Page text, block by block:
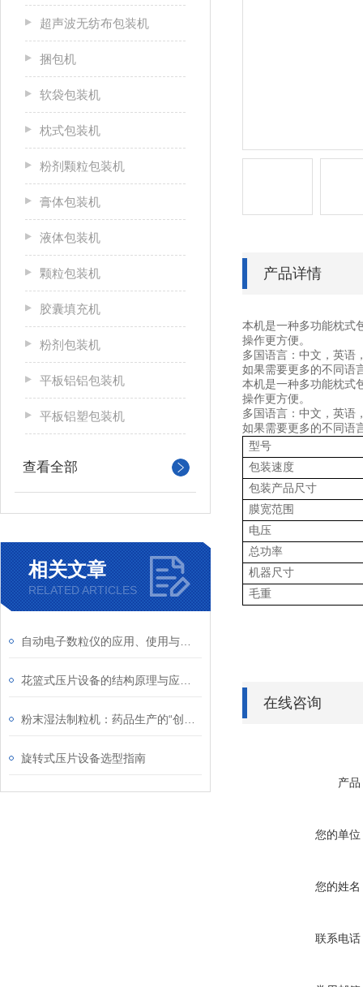
超声波无纺布包装机
捆包机
软袋包装机
枕式包装机
粉剂颗粒包装机
膏体包装机
液体包装机
颗粒包装机
胶囊填充机
粉剂包装机
平板铝铝包装机
平板铝塑包装机
查看全部
相关文章
RELATED ARTICLES
旋转式压片设备选型指南
产品详情
本机是一种多功能枕式
操作更方便。
多国语言：中文，英语
如果需要更多的不同语
本机是一种多功能枕式
操作更方便。
多国语言：中文，英语
如果需要更多的不同语
型号
包装速度
包装产品尺寸
膜宽范围
电压
总功率
机器尺寸
毛重
在线咨询
产品
您的单位
您的姓名
联系电话